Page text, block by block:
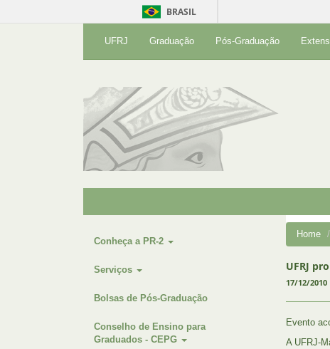
BRASIL
UFRJ Graduação Pós-Graduação
Conheça a PR-2
Serviços
Bolsas de Pós-Graduação
Conselho de Ensino para
Graduados - CEPG
Home
UFRJ
17/12/2010
Evento
A UFRJ-